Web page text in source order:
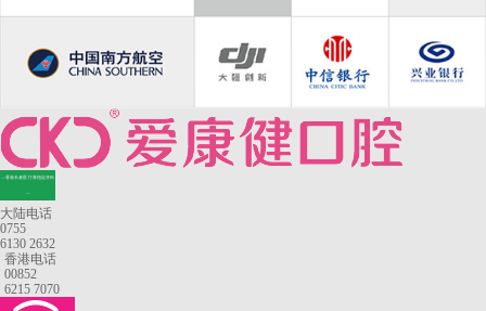
—香港长者医疗券指定牙科
大陆电话
0755
6130 2632
香港电话
00852
6215 7070